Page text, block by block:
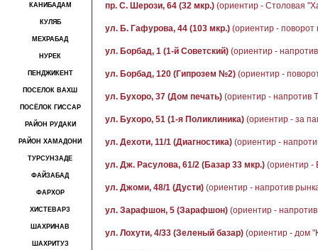
КАНИБАДАМ
КУЛЯБ
МЕХРАБАД
НУРЕК
ПЕНДЖИКЕНТ
ПОСЕЛОК ВАХШ
ПОСЁЛОК ГИССАР
РАЙОН РУДАКИ
РАЙОН ХАМАДОНИ
ТУРСУНЗАДЕ
ФАЙЗАБАД
ФАРХОР
ХИСТЕВАРЗ
ШАХРИНАВ
ШАХРИТУЗ
пр. С. Шерози, 64 (32 мкр.) (ориентир - Столовая
ул. Б. Гафурова, 44 (103 мкр.) (ориентир - поворот
ул. Борбад, 1 (1-й Советский) (ориентир -
ул. Борбад, 120 (Гипрозем №2) (ориентир -
ул. Бухоро, 37 (Дом печать) (ориентир - напротив
ул. Бухоро, 51 (1-я Поликлиника) (ориентир - за
ул. Дехоти, 11/1 (Диагностика) (ориентир -
ул. Дж. Расулова, 61/2 (Базар 33 мкр.) (ориентир -
ул. Джоми, 48/1 (Дусти) (ориентир - напротив
ул. Зарафшон, 5 (Зарафшон) (ориентир -
ул. Лохути, 4/33 (Зеленый базар) (ориентир - дом